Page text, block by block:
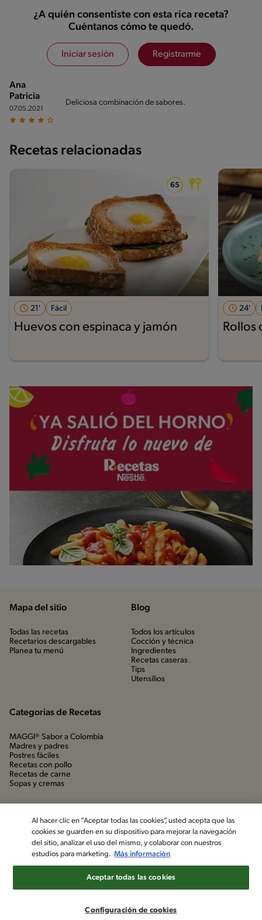
¿A quién consentiste con esta rica receta?
Cuéntanos cómo te quedó.
Iniciar sesión Registrarme
Ana
Patricia
07.05.2021
Deliciosa combinación de sabores.
Recetas relacionadas
21' Fácil
Huevos con espinaca y jamón
24'
Rollos
Mapa del sitio
Todas las recetas
Recetarios descargables
Planea tu menú
Blog
Todos los artículos
Cocción y técnica
Ingredientes
Recetas caseras
Tips
Utensílios
Categorias de Recetas
MAGGI® Sabor a Colombia
Madres y padres
Postres fáciles
Recetas con pollo
Recetas de carne
Sopas y cremas
©2022, Nestlé. Marcas registradas por Société dels Produits Nestlé,
Al hacer clic en “Aceptar todas las cookies”, usted acepta que las
cookies se guarden en su dispositivo para mejorar la navegación
del sitio, analizar el uso del mismo, y colaborar con nuestros
estudios para marketing. Más información
Configuración de cookies
Aceptar todas las cookies